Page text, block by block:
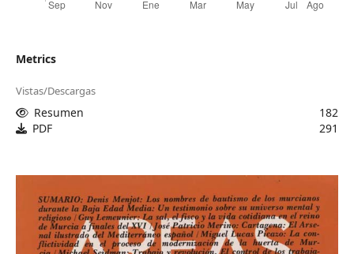
Metrics
Vistas/Descargas
Resumen
182
PDF
291